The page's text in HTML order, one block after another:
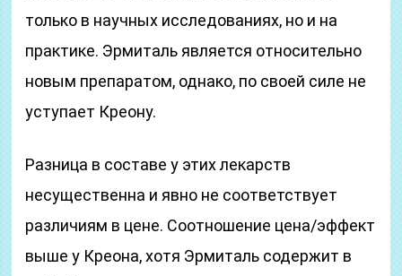
только в научных исследованиях, но и на
практике. Эрмиталь является относительно
новым препаратом, однако, по своей силе не
уступает Креону.
Разница в составе у этих лекарств
несущественна и явно не соответствует
различиям в цене. Соотношение цена/эффект
выше у Креона, хотя Эрмиталь содержит в